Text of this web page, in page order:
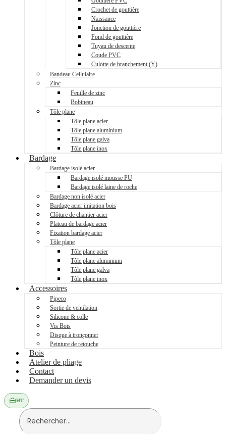
Crochet de gouttière
Naissance
Jonction de gouttière
Fond de gouttière
Tuyau de descente
Coude PVC
Culotte de branchement (Y)
Bandeau Cellulaire
Zinc
Feuille de zinc
Bobineau
Tôle plane
Tôle plane acier
Tôle plane aluminium
Tôle plane galva
Tôle plane inox
Bardage
Bardage isolé acier
Bardage isolé mousse PU
Bardage isolé laine de roche
Bardage non isolé acier
Bardage acier imitation bois
Clôture de chantier acier
Plateau de bardage acier
Fixation bardage acier
Tôle plane
Tôle plane acier
Tôle plane aluminium
Tôle plane galva
Tôle plane inox
Accessoires
Pipeco
Sortie de ventilation
Silicone & colle
Vis Bois
Disque à tronçonner
Peinture de retouche
Bois
Atelier de pliage
Contact
Demander un devis
HT